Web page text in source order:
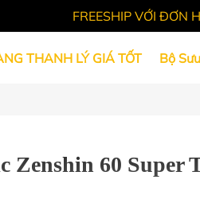
FREESHIP VỚI ĐƠN
THANH LÝ GIÁ TỐT Bộ
Zenshin 60